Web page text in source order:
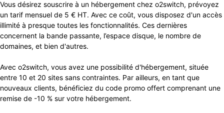
Vous désirez souscrire à un hébergement chez o2switch, prévoyez
un tarif mensuel de 5 € HT. Avec ce coût, vous disposez d'un accès
illimité à presque toutes les fonctionnalités. Ces dernières
concernent la bande passante, l’espace disque, le nombre de
domaines, et bien d'autres.
Avec o2switch, vous avez une possibilité d'hébergement, située
entre 10 et 20 sites sans contraintes. Par ailleurs, en tant que
nouveaux clients, bénéficiez du code promo offert comprenant une
remise de -10 % sur votre hébergement.